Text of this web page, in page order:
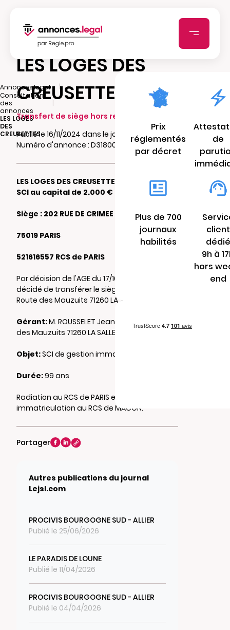
Annonces.legal
|
Consultation
des
annonces
|
LES LOGES
DES
CREUSETTES
LES LOGES DES
CREUSETTES
Transfert de siège hors ressort (arrivée)
Publié le 16/11/2024 dans le journal Lejsl.com
Numéro d'annonce : D318002597lqj
LES LOGES DES CREUSETTES
SCI au capital de 2.000 €
Siège : 202 RUE DE CRIMEE
75019 PARIS
521616557 RCS de PARIS
Par décision de l'AGE du 17/10/2024, il a été
décidé de transférer le siège social au 140
Route des Mauzuits 71260 LA SALLE.
Gérant:M. ROUSSELET Jean-Luc 140 Route
des Mauzuits 71260 LA SALLE
Objet:SCI de gestion immobilière
Durée:99 ans
Radiation au RCS de PARIS et ré-
immatriculation au RCS de MACON.
Partager
Autres publications du journal
Lejsl.com
PROCIVIS BOURGOGNE SUD - ALLIER
Publié le 25/06/2026
LE PARADIS DE LOUNE
Publié le 11/04/2026
PROCIVIS BOURGOGNE SUD - ALLIER
Publié le 04/04/2026
Prix
réglementés
par décret
de
Plus de 700
journaux
habilités
client
dédié
9h à
hors
end